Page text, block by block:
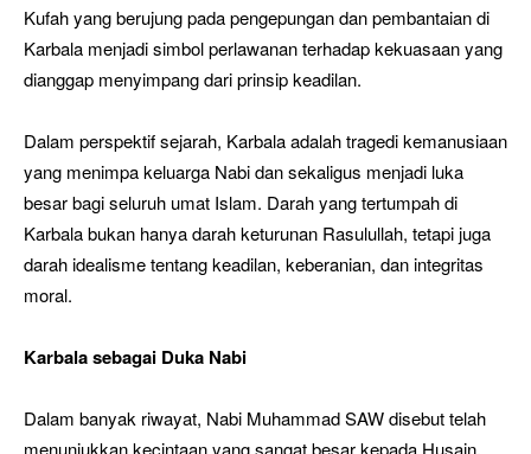
Kufah yang berujung pada pengepungan dan pembantaian di
Karbala menjadi simbol perlawanan terhadap kekuasaan yang
dianggap menyimpang dari prinsip keadilan.
Dalam perspektif sejarah, Karbala adalah tragedi kemanusiaan
yang menimpa keluarga Nabi dan sekaligus menjadi luka
besar bagi seluruh umat Islam. Darah yang tertumpah di
Karbala bukan hanya darah keturunan Rasulullah, tetapi juga
darah idealisme tentang keadilan, keberanian, dan integritas
moral.
Karbala sebagai Duka Nabi
Dalam banyak riwayat, Nabi Muhammad SAW disebut telah
menunjukkan kecintaan yang sangat besar kepada Husain.